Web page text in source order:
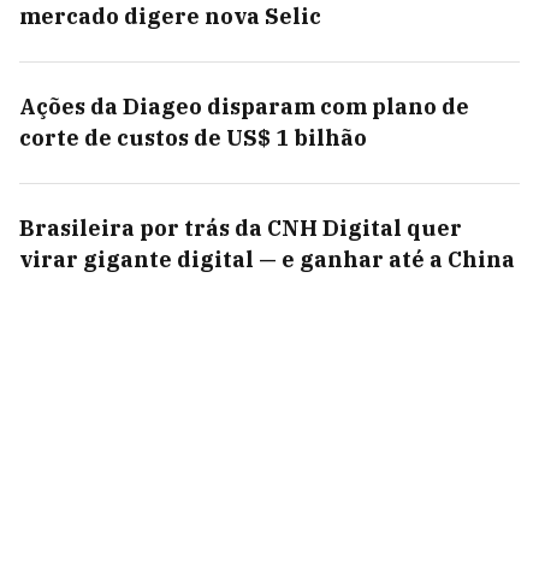
mercado digere nova Selic
Ações da Diageo disparam com plano de
corte de custos de US$ 1 bilhão
Brasileira por trás da CNH Digital quer
virar gigante digital — e ganhar até a China